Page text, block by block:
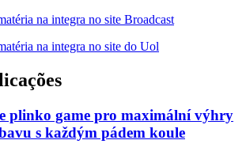
na integra no site Broadcast
na integra no site do Uol
plinko game pro maximální výhry
s každým pádem koule